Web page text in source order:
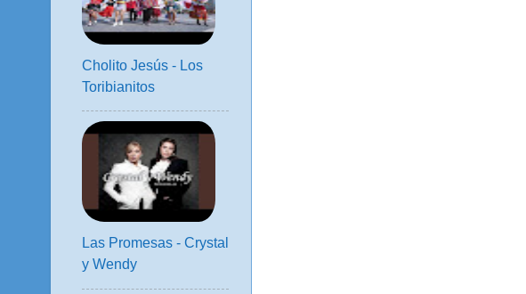
Cholito Jesús - Los
Toribianitos
Las Promesas - Crystal
y Wendy